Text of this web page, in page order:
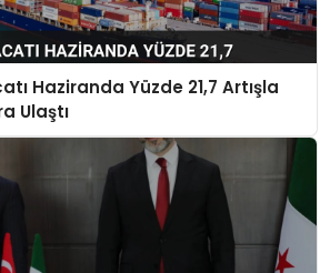
Haziranda Yüzde 21,7 Artışla
Ulaştı